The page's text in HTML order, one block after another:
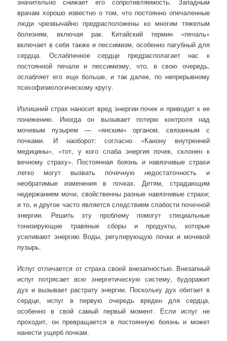
врачам хорошо известно о том, что постоянно опечаленные
люди чрезвычайно предрасположены ко многим тяжелым
болезням, включая рак. Китайский термин «печаль»
включает в себя также и пессимизм, особенно пагубный для
сердца. Ослабленное сердце предрасполагает нас к
постоянной печали и пессимизму, что, в свою очередь,
ослабляет его еще больше, и так далее, по непрерывному
психофизиологическому кругу.
Излишний страх наносит вред энергии почек и приводит к ее
понижению. Иногда он вызывает потерю контроля над
мочевым пузырем — «янским» органом, связанным с
почками. И наоборот: согласно «Канону внутренней
медицины», «тот, у кого слаба энергия почек, склонен к
вечному страху». Постоянная боязнь и навязчивые страхи
легко могут вызвать почечную недостаточность и
необратимые изменения в почках. Детям, страдающим
недержанием мочи, свойственны разные навязчивые страхи;
и то, и другое часто является следствием слабости почечной
энергии. Решить эту проблему помогут специальные
тонизирующие травяные сборы и продукты, которые
усиливают энергию Воды, регулирующую почки и мочевой
пузырь.
Испуг отличается от страха своей внезапностью. Внезапный
испуг потрясает всю энергетическую систему, будоражит
дух и вызывает растрату энергии. Поскольку дух обитает в
сердце, испуг в первую очередь вреден для сердца,
особенно в свой самый первый момент. Если испуг не
проходит, он превращается в постоянную боязнь и может
нанести ущерб почкам.